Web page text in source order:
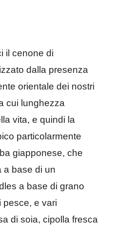
il cenone di
dalla presenza
orientale dei nostri
cui lunghezza
vita, e quindi la
particolarmente
giapponese, che
a base di un
a base di grano
pesce, e vari
di soia, cipolla fresca